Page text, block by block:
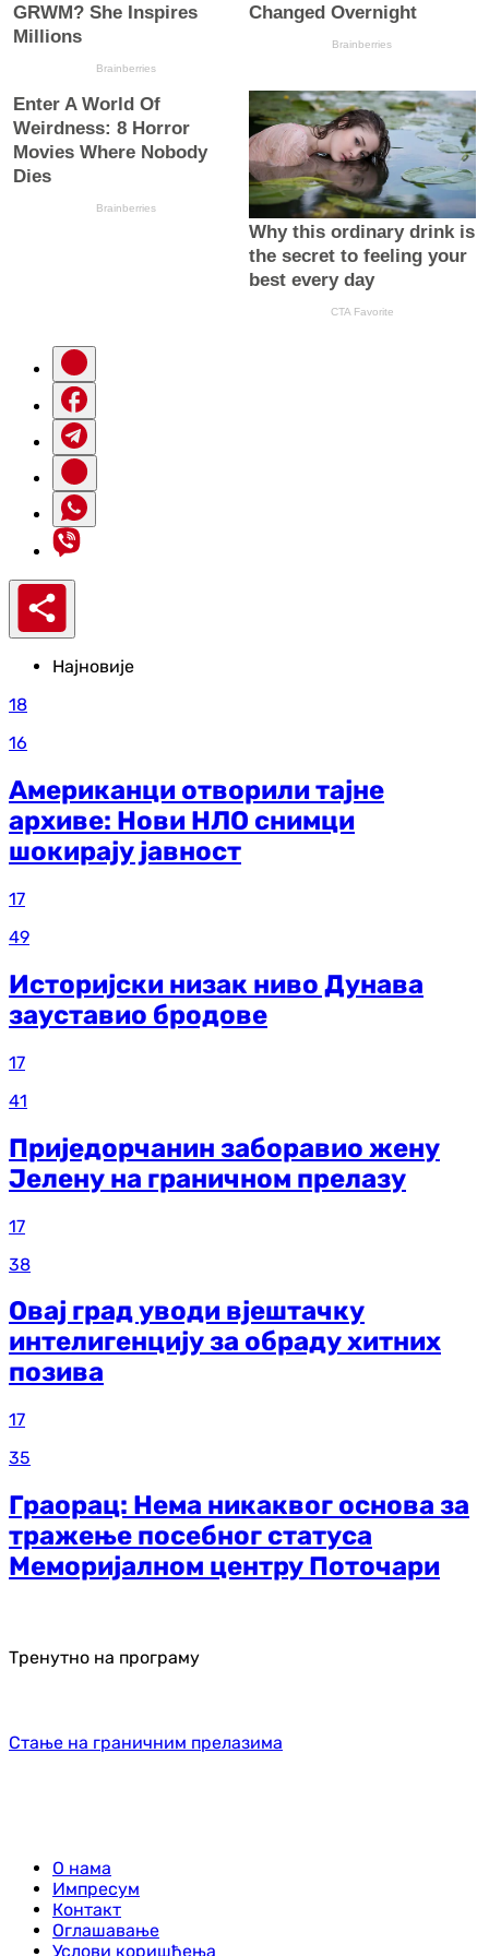
Најновије
18
16
Американци отворили тајне
архиве: Нови НЛО снимци
шокирају јавност
17
49
Историјски низак ниво Дунава
зауставио бродове
17
41
Приједорчанин заборавио жену
Јелену на граничном прелазу
17
38
Овај град уводи вјештачку
интелигенцију за обраду хитних
позива
17
35
Граорац: Нема никаквог основа за
тражење посебног статуса
Меморијалном центру Поточари
Тренутно на програму
Стање на граничним прелазима
О нама
Импресум
Контакт
Оглашавање
Услови коришћења